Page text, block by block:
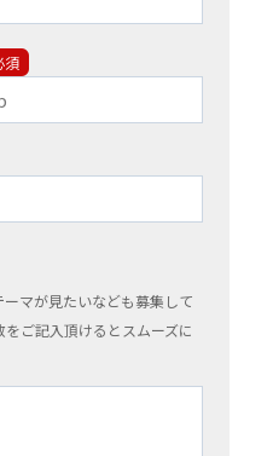
須
マが見たいなども募集して
ご記入頂けるとスムーズに